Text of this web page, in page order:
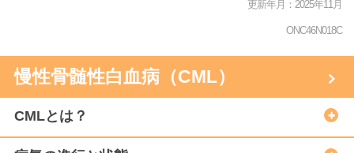
更新年月：2025年11月
ONC46N018C
慢性骨髄性白血病（CML）
CMLとは？